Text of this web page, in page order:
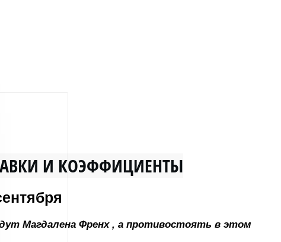
И КОЭФФИЦИЕНТЫ
Магдалена Френх , а противостоять в этом